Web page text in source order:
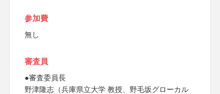
参加費
無し
審査員
●審査委員長
野津隆志（兵庫県立大学 教授、野毛坂グローカル